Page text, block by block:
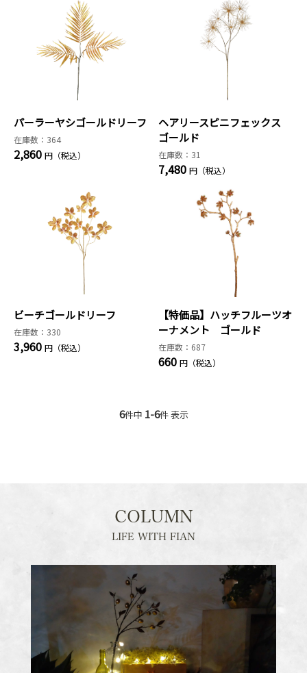
パーラーヤシゴールドリーフ
在庫数：364
2,860 円（税込）
ヘアリースピニフェックス
ゴールド
在庫数：31
7,480 円（税込）
ビーチゴールドリーフ
在庫数：330
3,960 円（税込）
【特価品】ハッチフルーツオ
ーナメント ゴールド
在庫数：687
660 円（税込）
6件中 1-6件 表示
COLUMN
LIFE WITH FIAN